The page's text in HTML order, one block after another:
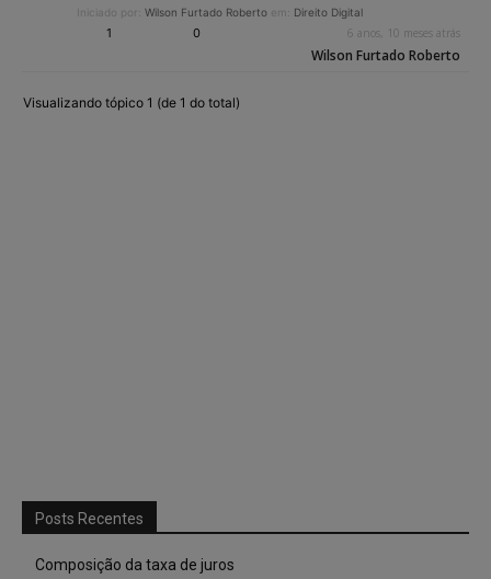
Iniciado por: Wilson Furtado Roberto em: Direito Digital
1 0 6 anos, 10 meses atrás
Wilson Furtado Roberto
Visualizando tópico 1 (de 1 do total)
Posts Recentes
Composição da taxa de juros